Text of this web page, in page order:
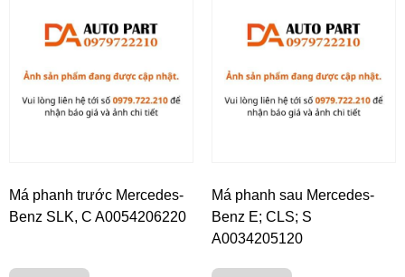
Má phanh trước Mercedes-
Benz SLK, C A0054206220
Má phanh sau Mercedes-
Benz E; CLS; S
A0034205120